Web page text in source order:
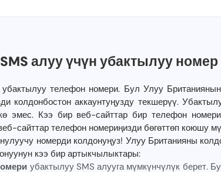
алуу үчүн убактылуу номер
телефон номери. Бул Улуу
колдонбостон аккаунтуңузду текшерүү.
эмес. Кээ бир веб-сайттар бир телефон
сайттар телефон номериңизди бөгөттөп коюшу
номерди колдонуңуз! Улуу Британияны
кээ бир артыкчылыктары:
убактылуу SMS алууга мүмкүнчүлүк берет.